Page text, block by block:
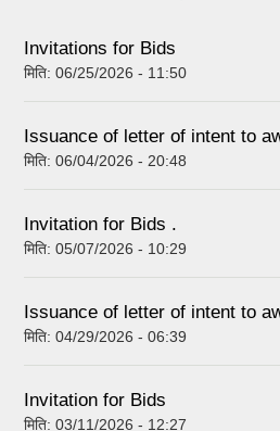
Invitations for Bids
मिति: 06/25/2026 - 11:50
Issuance of letter of intent to
मिति: 06/04/2026 - 20:48
Invitation for Bids .
मिति: 05/07/2026 - 10:29
Issuance of letter of intent to
मिति: 04/29/2026 - 06:39
Invitation for Bids
मिति: 03/11/2026 - 12:27